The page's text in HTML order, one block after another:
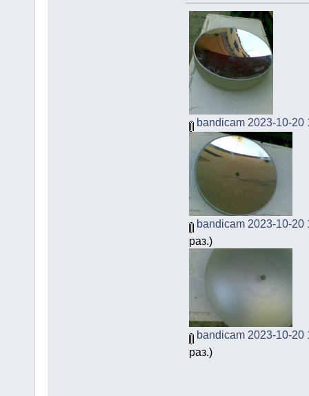
bandicam 2023-10-20
bandicam 2023-10-20
раз.)
bandicam 2023-10-20
раз.)